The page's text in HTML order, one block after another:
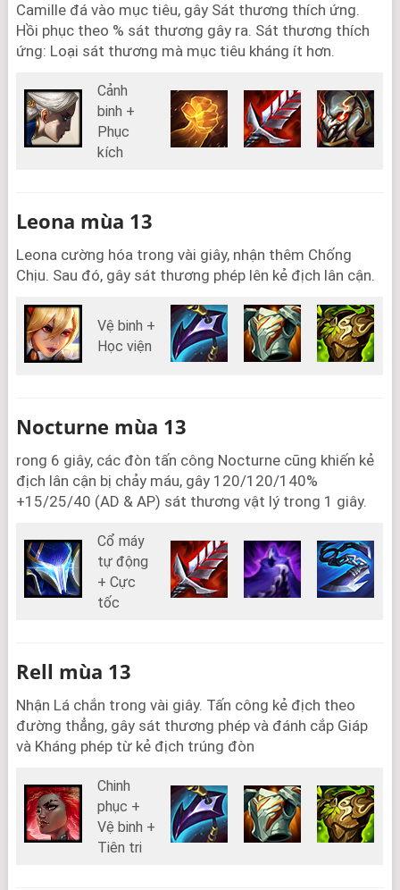
Camille đá vào mục tiêu, gây Sát thương thích ứng.
Hồi phục theo % sát thương gây ra. Sát thương thích
ứng: Loại sát thương mà mục tiêu kháng ít hơn.
Cảnh
binh +
Phục
kích
Leona mùa 13
Leona cường hóa trong vài giây, nhận thêm Chống
Chịu. Sau đó, gây sát thương phép lên kẻ địch lân cận.
Vệ binh +
Học viện
Nocturne mùa 13
rong 6 giây, các đòn tấn công Nocturne cũng khiến kẻ
địch lân cận bị chảy máu, gây 120/120/140%
+15/25/40 (AD & AP) sát thương vật lý trong 1 giây.
Cổ máy
tự động
+ Cực
tốc
Rell mùa 13
Nhận Lá chắn trong vài giây. Tấn công kẻ địch theo
đường thẳng, gây sát thương phép và đánh cắp Giáp
và Kháng phép từ kẻ địch trúng đòn
Chinh
phục +
Vệ binh +
Tiên tri